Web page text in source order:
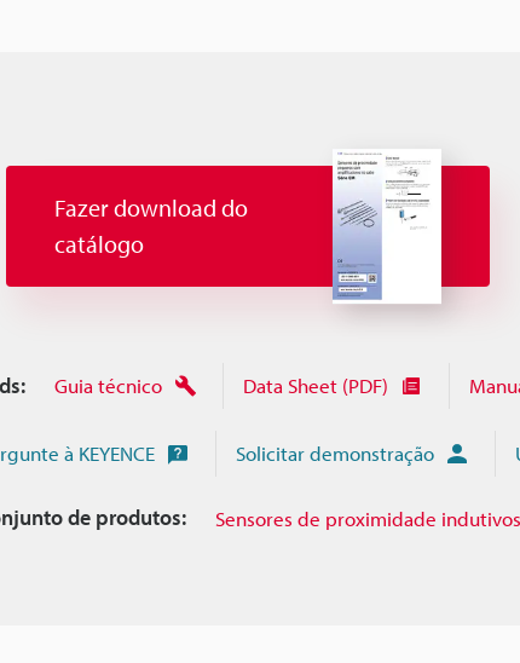
Fazer download do
catálogo
Guia técnico Data Sheet (PDF)
à KEYENCE Solicitar demonstração
de produtos: Sensores de proximidade indutivos